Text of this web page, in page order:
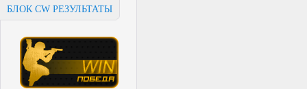
БЛОК CW РЕЗУЛЬТАТЫ